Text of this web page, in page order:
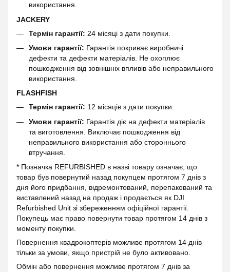
використання.
JACKERY
Термін гарантії: 24 місяці з дати покупки.
Умови гарантії: Гарантія покриває виробничі
дефекти та дефекти матеріалів. Не охоплює
пошкодження від зовнішніх впливів або неправильного
використання.
FLASHFISH
Термін гарантії: 12 місяців з дати покупки.
Умови гарантії: Гарантія діє на дефекти матеріалів
та виготовлення. Виключає пошкодження від
неправильного використання або стороннього
втручання.
* Позначка REFURBISHED в назві товару означає, що
товар був повернутий назад покупцем протягом 7 днів з
дня його придбання, відремонтований, перепакований та
виставлений назад на продаж і продається як DJI
Refurbished Unit зі збереженням офіційної гарантії.
Покупець має право повернути товар протягом 14 днів з
моменту покупки.
Повернення квадрокоптерів можливе протягом 14 днів
тільки за умови, якщо пристрій не було активовано.
Обмін або повернення можливе протягом 7 днів за